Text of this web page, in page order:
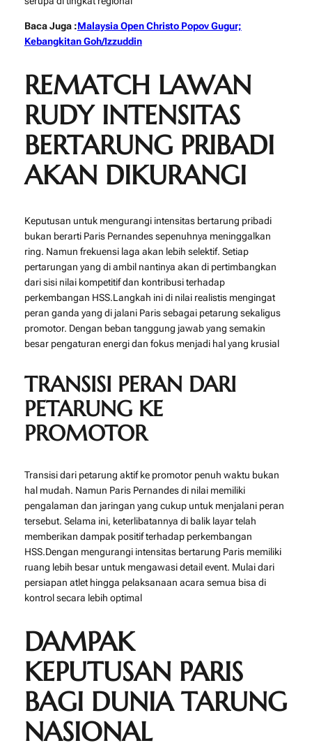
Baca Juga :Malaysia Open Christo Popov Gugur;
Kebangkitan Goh/Izzuddin
REMATCH LAWAN
RUDY INTENSITAS
BERTARUNG PRIBADI
AKAN DIKURANGI
Keputusan untuk mengurangi intensitas bertarung pribadi
bukan berarti Paris Pernandes sepenuhnya meninggalkan
ring. Namun frekuensi laga akan lebih selektif. Setiap
pertarungan yang di ambil nantinya akan di pertimbangkan
dari sisi nilai kompetitif dan kontribusi terhadap
perkembangan HSS.Langkah ini di nilai realistis mengingat
peran ganda yang di jalani Paris sebagai petarung sekaligus
promotor. Dengan beban tanggung jawab yang semakin
besar pengaturan energi dan fokus menjadi hal yang krusial
TRANSISI PERAN DARI
PETARUNG KE
PROMOTOR
Transisi dari petarung aktif ke promotor penuh waktu bukan
hal mudah. Namun Paris Pernandes di nilai memiliki
pengalaman dan jaringan yang cukup untuk menjalani peran
tersebut. Selama ini, keterlibatannya di balik layar telah
memberikan dampak positif terhadap perkembangan
HSS.Dengan mengurangi intensitas bertarung Paris memiliki
ruang lebih besar untuk mengawasi detail event. Mulai dari
persiapan atlet hingga pelaksanaan acara semua bisa di
kontrol secara lebih optimal
DAMPAK
KEPUTUSAN PARIS
BAGI DUNIA TARUNG
NASIONAL